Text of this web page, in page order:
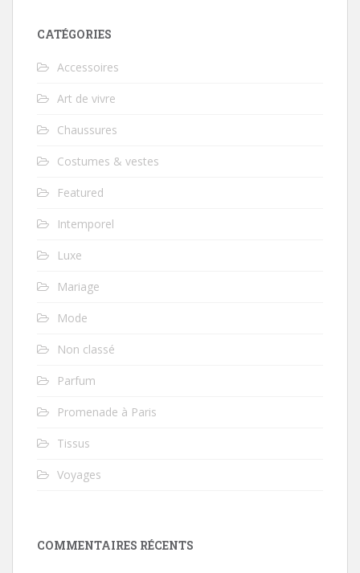
CATÉGORIES
Accessoires
Art de vivre
Chaussures
Costumes & vestes
Featured
Intemporel
Luxe
Mariage
Mode
Non classé
Parfum
Promenade à Paris
Tissus
Voyages
COMMENTAIRES RÉCENTS